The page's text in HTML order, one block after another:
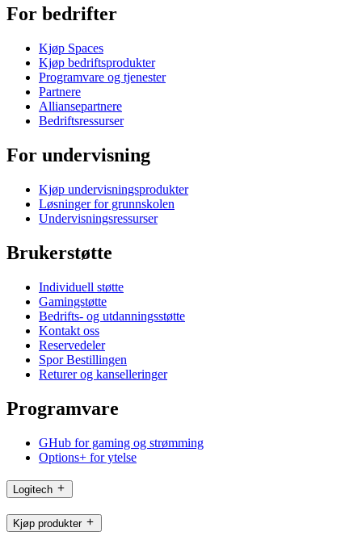
For bedrifter
Kjøp Spaces
Kjøp bedriftsprodukter
Programvare og tjenester
Partnere
Alliansepartnere
Bedriftsressurser
For undervisning
Kjøp undervisningsprodukter
Løsninger for grunnskolen
Undervisningsressurser
Brukerstøtte
Individuell støtte
Gamingstøtte
Bedrifts- og utdanningsstøtte
Kontakt oss
Reservedeler
Spor Bestillingen
Returer og kanselleringer
Programvare
GHub for gaming og strømming
Options+ for ytelse
Logitech
Kjøp produkter